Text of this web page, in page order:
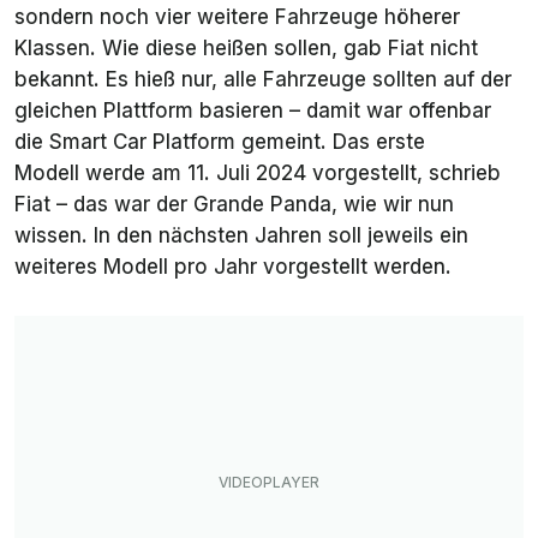
sondern noch vier weitere Fahrzeuge höherer
Klassen. Wie diese heißen sollen, gab Fiat nicht
bekannt. Es hieß nur, alle Fahrzeuge sollten auf der
gleichen Plattform basieren – damit war offenbar
die Smart Car Platform gemeint. Das erste
Modell werde am 11. Juli 2024 vorgestellt, schrieb
Fiat – das war der Grande Panda, wie wir nun
wissen. In den nächsten Jahren soll jeweils ein
weiteres Modell pro Jahr vorgestellt werden.